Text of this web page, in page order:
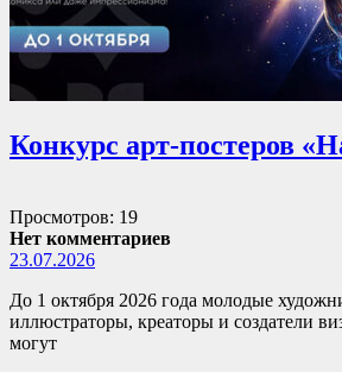
Конкурс арт-постеров
Просмотров: 19
Нет комментариев
23.07.2026
До 1 октября 2026 года молодые
иллюстраторы, креаторы и создатели
могут